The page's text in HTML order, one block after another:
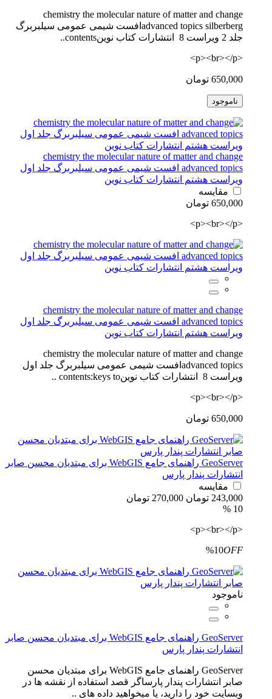
chemistry the molecular nature of matter and change
advanced topics silberbergافست شیمی عمومی سیلبربرگ
جلد 2 ویراست 8 انتشارات کتاب نوینcontents..
<p><br></p>
650,000 تومان
ناموجود
chemistry the molecular nature of matter and change
advanced topics افست شیمی عمومی سیلبربرگ جلد اول
ویراست هشتم انتشارات کتاب نوین
مقایسه
650,000 تومان
<p><br></p>
chemistry the molecular nature of matter and change
advanced topics افست شیمی عمومی سیلبربرگ جلد اول
ویراست هشتم انتشارات کتاب نوین
chemistry the molecular nature of matter and change
advanced topicsافست شیمی عمومی سیلبربرگ جلد اول
ویراست 8 انتشارات کتاب نوینcontents:keys to ..
<p><br></p>
650,000 تومان
GeoServer راهنمای جامع WebGIS برای مبتدیان محسن صابر
انتشارات پندار پارس
مقایسه
243,000 تومان
270,000 تومان
10 %
<p><br></p>
%10OFF
ناموجود
GeoServer راهنمای جامع WebGIS برای مبتدیان محسن صابر
انتشارات پندار پارس
GeoServer راهنمای جامع WebGIS برای مبتدیان محسن
صابر انتشارات پندار پارساگر قصد استفاده از نقشه ها در
وبسایت خود را دارید، یا میخواهید داده های ..